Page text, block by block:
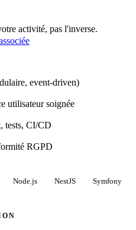
activité, pas l'inverse.
event-driven)
utilisateur soignée
tests, CI/CD
RGPD
Node.js NestJS
Symfony